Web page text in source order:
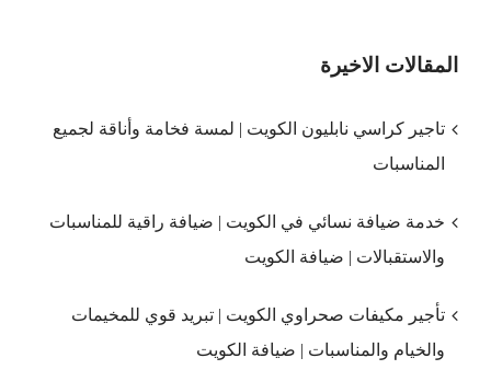
المقالات الاخيرة
تاجير كراسي نابليون الكويت | لمسة فخامة وأناقة لجميع
المناسبات
خدمة ضيافة نسائي في الكويت | ضيافة راقية للمناسبات
والاستقبالات | ضيافة الكويت
تأجير مكيفات صحراوي الكويت | تبريد قوي للمخيمات
والخيام والمناسبات | ضيافة الكويت